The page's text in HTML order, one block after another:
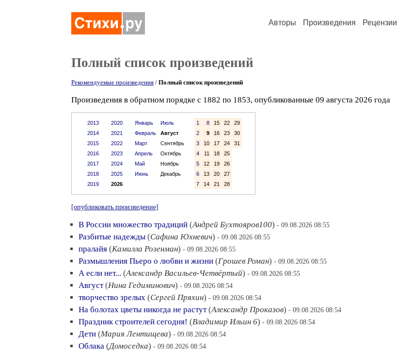
Авторы Произведения Рецензии
Полный список произведений
Рекомендуемые произведения / Полный список произведений
Произведения в обратном порядке с 1882 по 1853, опубликованные 09 августа 2026 года
2013
2014
2015
2016
2017
2018
2019
2020
2021
2022
2023
2024
2025
2026
Январь
Июль
Февраль
Август
Март
Сентябрь
Апрель
Октябрь
Май
Ноябрь
Июнь
Декабрь
1 8 15 22
29
2
9 16 23
30
3
10 17 24
31
4
11 18
25
5
12 19
26
6
13 20
27
7
14 21 28
[опубликовать произведение]
В России множество традиций (Андрей Бухтояров100) - 09.08.2026 08:55
Разбитые надежды (Сафина Юхневич) - 09.08.2026 08:55
пралайя (Камилла Розенман) - 09.08.2026 08:55
Размышления Пьеро о любви и жизни (Грошев Роман) - 09.08.2026 08:55
А если нет... (Александр Васильев-Четвёртый) - 09.08.2026 08:55
Август(Нина Гедиминович) - 09.08.2026 08:54
творчество зрелых (Сергей Пряхин) - 09.08.2026 08:54
На болотах цветы никогда не растут(Александр Проказов) - 09.08.2026 08:54
Праздник строителей сегодня! (Владимир Ильин 6) - 09.08.2026 08:54
Дети (Мария Лентищева) - 09.08.2026 08:54
Облака (Домоседка) - 09.08.2026 08:54